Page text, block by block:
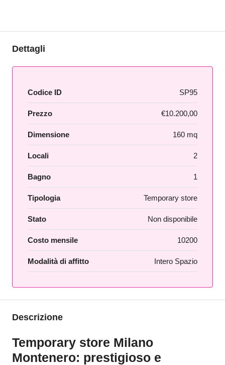
Dettagli
Codice ID SP95
Prezzo €10.200,00
Dimensione 160 mq
Locali 2
Bagno 1
Tipologia Temporary store
Stato Non disponibile
Costo mensile 10200
Modalità di affitto Intero Spazio
Descrizione
Temporary store Milano
Montenero: prestigioso e